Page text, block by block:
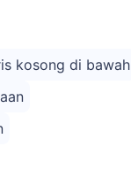
kosong di bawah